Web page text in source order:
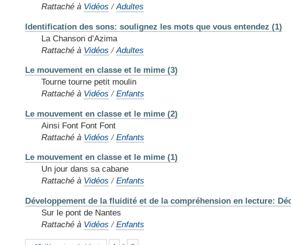
Rattaché à Vidéos /Adultes
Identification des sons: soulignez les mots que vous entendez (1)
La Chanson d’Azima
Rattaché à Vidéos / Adultes
Le mouvement en classe et le mime (3)
Tourne tourne petit moulin
Rattaché à Vidéos / Enfants
Le mouvement en classe et le mime (2)
Ainsi Font Font Font
Rattaché à Vidéos / Enfants
Le mouvement en classe et le mime (1)
Un jour dans sa cabane
Rattaché à Vidéos / Enfants
Développement de la fluidité et de la compréhension en lecture:
Sur le pont de Nantes
Rattaché à Vidéos / Enfants